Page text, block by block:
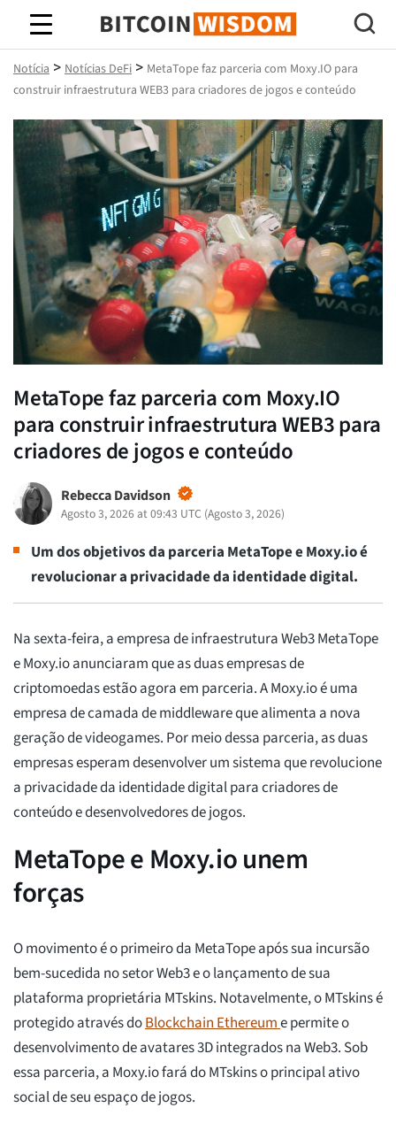
Sabedoria do Bitcoin
Notícia > Notícias DeFi > MetaTope faz parceria com Moxy.IO para
construir infraestrutura WEB3 para criadores de jogos e conteúdo
MetaTope faz parceria com Moxy.IO
para construir infraestrutura WEB3 para
criadores de jogos e conteúdo
Rebecca Davidson
Agosto 3, 2026 at 09:43 UTC (Agosto 3, 2026)
Um dos objetivos da parceria MetaTope e Moxy.io é
revolucionar a privacidade da identidade digital.
Na sexta-feira, a empresa de infraestrutura Web3 MetaTope
e Moxy.io anunciaram que as duas empresas de
criptomoedas estão agora em parceria. A Moxy.io é uma
empresa de camada de middleware que alimenta a nova
geração de videogames. Por meio dessa parceria, as duas
empresas esperam desenvolver um sistema que revolucione
a privacidade da identidade digital para criadores de
conteúdo e desenvolvedores de jogos.
MetaTope e Moxy.io unem
forças
O movimento é o primeiro da MetaTope após sua incursão
bem-sucedida no setor Web3 e o lançamento de sua
plataforma proprietária MTskins. Notavelmente, o MTskins é
protegido através doBlockchain Ethereume permite o
desenvolvimento de avatares 3D integrados na Web3. Sob
essa parceria, a Moxy.io fará do MTskins o principal ativo
social de seu espaço de jogos.